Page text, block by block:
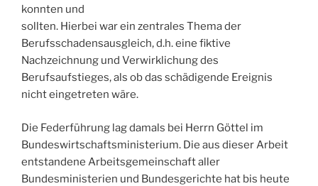
konnten und
sollten. Hierbei war ein zentrales Thema der
Berufsschadensausgleich, d.h. eine fiktive
Nachzeichnung und Verwirklichung des
Berufsaufstieges, als ob das schädigende Ereignis
nicht eingetreten wäre.
Die Federführung lag damals bei Herrn Göttel im
Bundeswirtschaftsministerium. Die aus dieser Arbeit
entstandene Arbeitsgemeinschaft aller
Bundesministerien und Bundesgerichte hat bis heute